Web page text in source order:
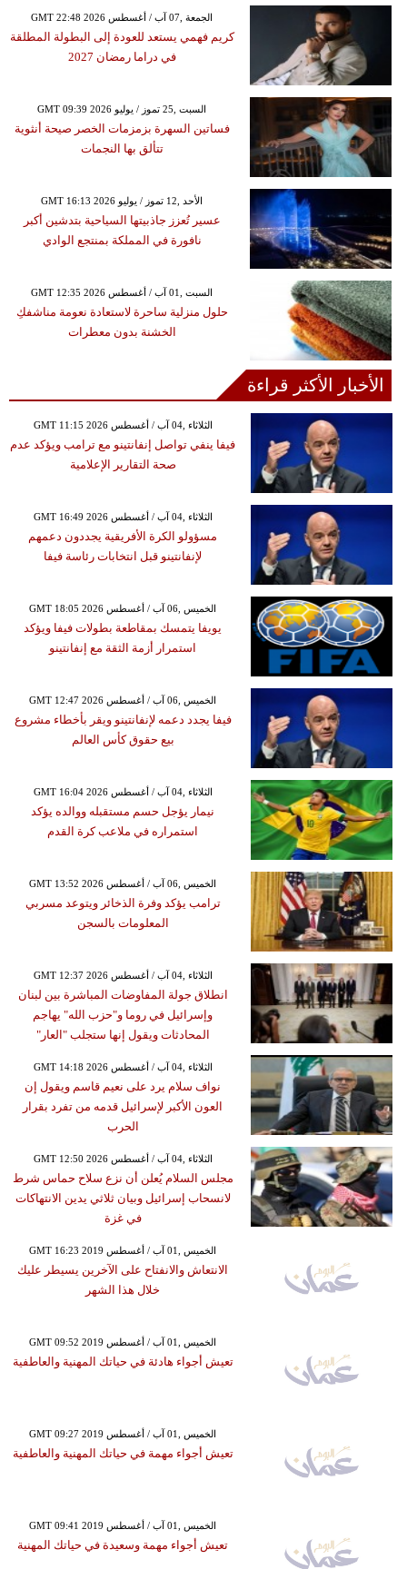
GMT 22:48 2026 الجمعة ,07 آب / أغسطس
كريم فهمي يستعد للعودة إلى البطولة المطلقة
في دراما رمضان 2027
GMT 09:39 2026 السبت ,25 تموز / يوليو
فساتين السهرة بزمزمات الخصر صيحة أنثوية
تتألق بها النجمات
GMT 16:13 2026 الأحد ,12 تموز / يوليو
عسير تُعزز جاذبيتها السياحية بتدشين أكبر
نافورة في المملكة بمنتجع الوادي
GMT 12:35 2026 السبت ,01 آب / أغسطس
حلول منزلية ساحرة لاستعادة نعومة مناشفكِ
الخشنة بدون معطرات
الأخبار الأكثر قراءة
GMT 11:15 2026 الثلاثاء ,04 آب / أغسطس
فيفا ينفي تواصل إنفانتينو مع ترامب ويؤكد عدم
صحة التقارير الإعلامية
GMT 16:49 2026 الثلاثاء ,04 آب / أغسطس
مسؤولو الكرة الأفريقية يجددون دعمهم
لإنفانتينو قبل انتخابات رئاسة فيفا
GMT 18:05 2026 الخميس ,06 آب / أغسطس
يويفا يتمسك بمقاطعة بطولات فيفا ويؤكد
استمرار أزمة الثقة مع إنفانتينو
GMT 12:47 2026 الخميس ,06 آب / أغسطس
فيفا يجدد دعمه لإنفانتينو ويقر بأخطاء مشروع
بيع حقوق كأس العالم
GMT 16:04 2026 الثلاثاء ,04 آب / أغسطس
نيمار يؤجل حسم مستقبله ووالده يؤكد
استمراره في ملاعب كرة القدم
GMT 13:52 2026 الخميس ,06 آب / أغسطس
ترامب يؤكد وفرة الذخائر ويتوعد مسربي
المعلومات بالسجن
GMT 12:37 2026 الثلاثاء ,04 آب / أغسطس
انطلاق جولة المفاوضات المباشرة بين لبنان
وإسرائيل في روما و"حزب الله" يهاجم
المحادثات ويقول إنها ستجلب "العار"
GMT 14:18 2026 الثلاثاء ,04 آب / أغسطس
نواف سلام يرد على نعيم قاسم ويقول إن
العون الأكبر لإسرائيل قدمه من تفرد بقرار
الحرب
GMT 12:50 2026 الثلاثاء ,04 آب / أغسطس
مجلس السلام يُعلن أن نزع سلاح حماس شرط
لانسحاب إسرائيل وبيان ثلاثي يدين الانتهاكات
في غزة
GMT 16:23 2019 الخميس ,01 آب / أغسطس
الانتعاش والانفتاح على الآخرين يسيطر عليك
خلال هذا الشهر
GMT 09:52 2019 الخميس ,01 آب / أغسطس
تعيش أجواء هادئة في حياتك المهنية والعاطفية
GMT 09:27 2019 الخميس ,01 آب / أغسطس
تعيش أجواء مهمة في حياتك المهنية والعاطفية
GMT 09:41 2019 الخميس ,01 آب / أغسطس
تعيش أجواء مهمة وسعيدة في حياتك المهنية